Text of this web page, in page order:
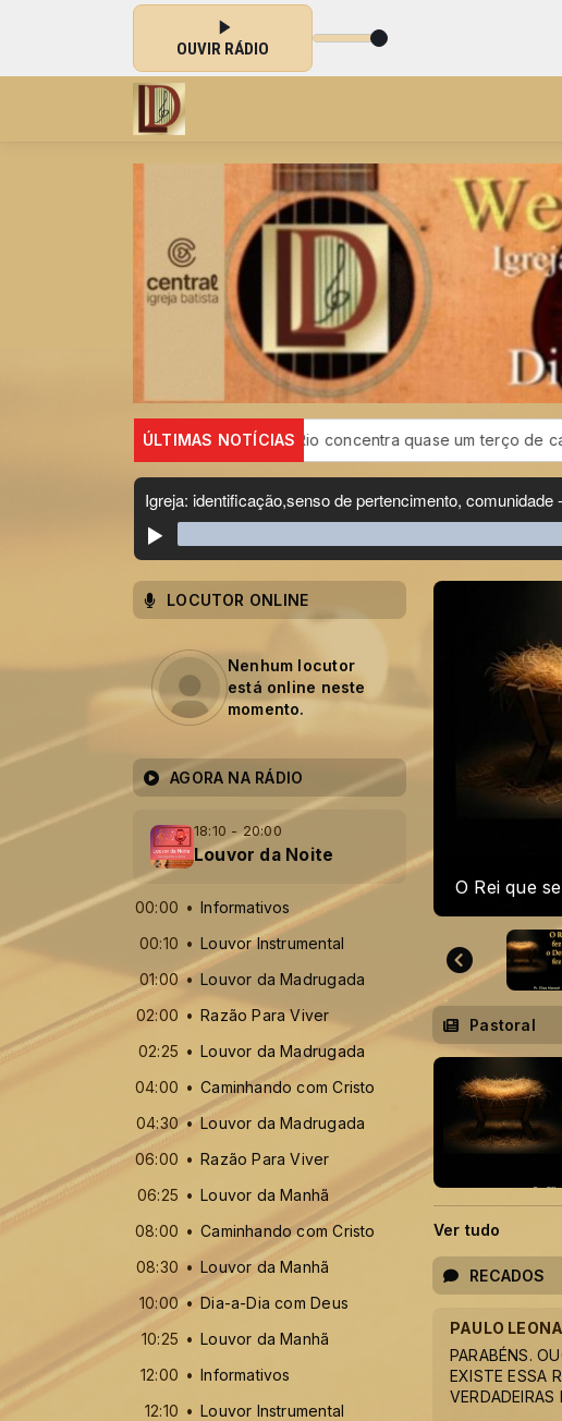
OUVIR RÁDIO
Tocando agora: 052
ÚLTIMAS NOTÍCIAS
Rio concentra quase um terço de casos de
Cantata de
Pastoral
Ver tudo
RECADOS
PAULO
PARABÉNS.
EXISTE ESSA
LOCUTOR ONLINE
Nenhum locutor
está online neste
momento.
AGORA NA RÁDIO
18:10 - 20:00
Louvor da Noite
00:00
Informativos
00:10
Louvor Instrumental
01:00
Louvor da Madrugada
02:00
Razão Para Viver
02:25
Louvor da Madrugada
04:00
Caminhando com Cristo
04:30
Louvor da Madrugada
06:00
Razão Para Viver
06:25
Louvor da Manhã
08:00
Caminhando com Cristo
08:30
Louvor da Manhã
10:00
Dia-a-Dia com Deus
10:25
Louvor da Manhã
12:00
Informativos
12:10
Louvor Instrumental